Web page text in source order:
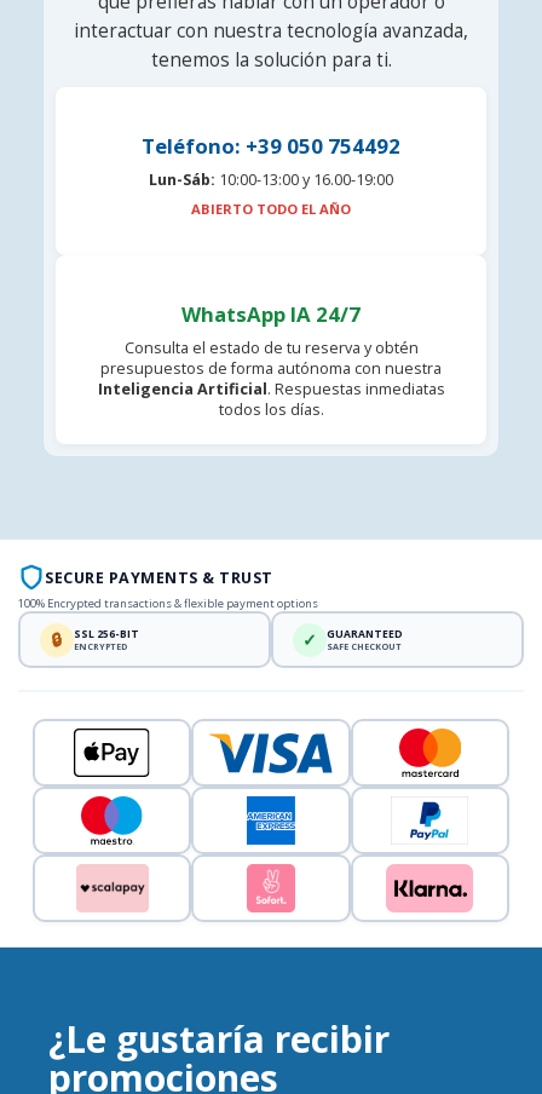
interactuar con nuestra tecnología avanzada,
tenemos la solución para ti.
Teléfono: +39 050 754492
Lun-Sáb: 10:00-13:00 y 16.00-19:00
ABIERTO TODO EL AÑO
WhatsApp IA 24/7
Consulta el estado de tu reserva y obtén
presupuestos de forma autónoma con nuestra
Inteligencia Artificial. Respuestas inmediatas
todos los días.
SECURE PAYMENTS & TRUST
100% Encrypted transactions & flexible payment options
🔒 SSL 256-BIT
ENCRYPTED ✓ GUARANTEED
SAFE CHECKOUT
¿Le gustaría recibir
promociones